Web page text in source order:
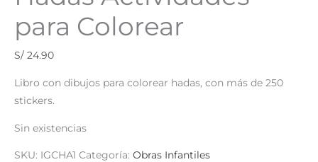
para Colorear
S/ 24.90
Libro con dibujos para colorear hadas, con más de 250
stickers.
Sin existencias
SKU: IGCHA1 Categoría: Obras Infantiles